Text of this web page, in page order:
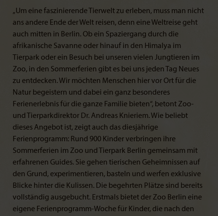
„Um eine faszinierende Tierwelt zu erleben, muss man nicht
ans andere Ende der Welt reisen, denn eine Weltreise geht
auch mitten in Berlin. Ob ein Spaziergang durch die
afrikanische Savanne oder hinauf in den Himalya im
Tierpark oder ein Besuch bei unseren vielen Jungtieren im
Zoo, in den Sommerferien gibt es bei uns jeden Tag Neues
zu entdecken. Wir möchten Menschen hier vor Ort für die
Natur begeistern und dabei ein ganz besonderes
Ferienerlebnis für die ganze Familie bieten“, betont Zoo-
und Tierparkdirektor Dr. Andreas Knieriem. Wie beliebt
dieses Angebot ist, zeigt auch das diesjährige
Ferienprogramm: Rund 900 Kinder verbringen ihre
Sommerferien im Zoo und Tierpark Berlin gemeinsam mit
erfahrenen Guides. Sie gehen tierischen Geheimnissen auf
den Grund, experimentieren, basteln und werfen exklusive
Blicke hinter die Kulissen. Die begehrten Plätze sind bereits
vollständig ausgebucht. Erstmals bietet der Zoo Berlin eine
eigene Ferienprogramm-Woche für Kinder, die nach den